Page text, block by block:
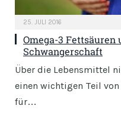
25. JULI 2016
Omega-3
Schwangerschaft
Über die Lebensmittel
einen wichtigen Teil
für…